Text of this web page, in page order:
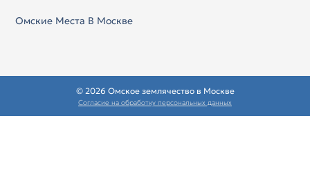
Омские Места В Москве
© 2026 Омское землячество в Москве
Согласие на обработку персональных данных